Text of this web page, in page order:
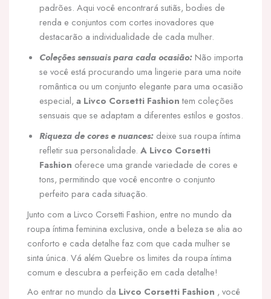
padrões. Aqui você encontrará sutiãs, bodies de
renda e conjuntos com cortes inovadores que
destacarão a individualidade de cada mulher.
Coleções sensuais para cada ocasião: Não importa
se você está procurando uma lingerie para uma noite
romântica ou um conjunto elegante para uma ocasião
especial, a Livco Corsetti Fashiontem coleções
sensuais que se adaptam a diferentes estilos e gostos.
Riqueza de cores e nuances: deixe sua roupa íntima
refletir sua personalidade. A Livco Corsetti
Fashion oferece uma grande variedade de cores e
tons, permitindo que você encontre o conjunto
perfeito para cada situação.
Junto com a Livco Corsetti Fashion, entre no mundo da
roupa íntima feminina exclusiva, onde a beleza se alia ao
conforto e cada detalhe faz com que cada mulher se
sinta única. Vá além Quebre os limites da roupa íntima
comum e descubra a perfeição em cada detalhe!
Ao entrar no mundo da Livco Corsetti Fashion , você